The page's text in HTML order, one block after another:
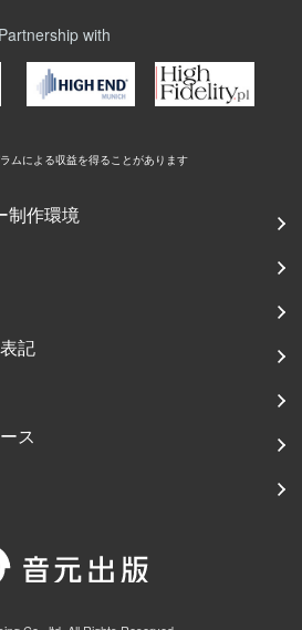
Partnership with
ムによる収益を得ることがあります
制作環境
記
ス